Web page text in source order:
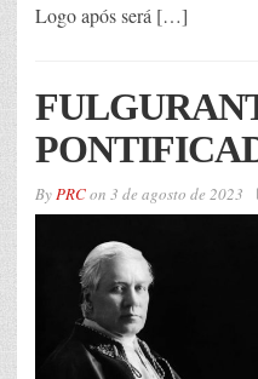
Logo após será […]
By PRCon 3 de agosto de 2023